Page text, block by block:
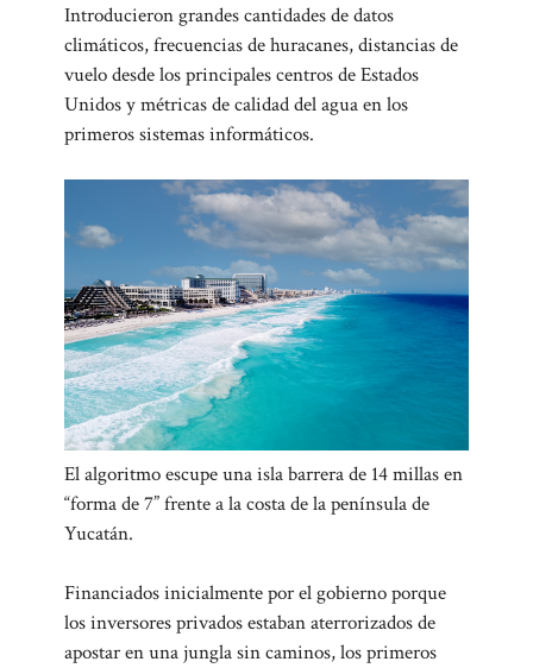
Introducieron grandes cantidades de datos
climáticos, frecuencias de huracanes, distancias de
vuelo desde los principales centros de Estados
Unidos y métricas de calidad del agua en los
primeros sistemas informáticos.
El algoritmo escupe una isla barrera de 14 millas en
“forma de 7” frente a la costa de la península de
Yucatán.
Financiados inicialmente por el gobierno porque
los inversores privados estaban aterrorizados de
apostar en una jungla sin caminos, los primeros